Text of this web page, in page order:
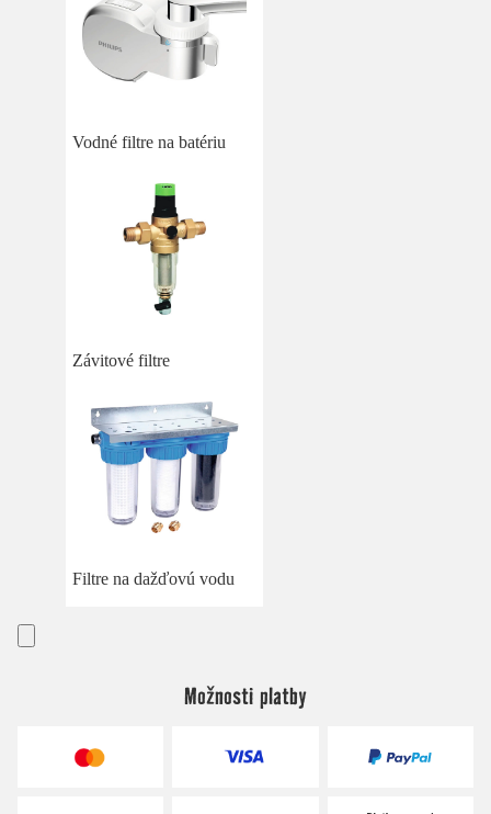
Vodné filtre na batériu
Závitové filtre
Filtre na dažďovú vodu
Možnosti platby